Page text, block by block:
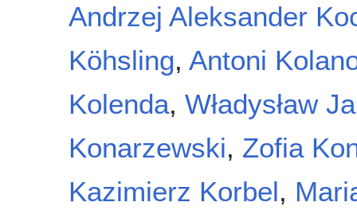
Andrzej Aleksander
Köhsling, Antoni
Kolenda, Władysław
Konarzewski, Zofia
Kazimierz Korbel,